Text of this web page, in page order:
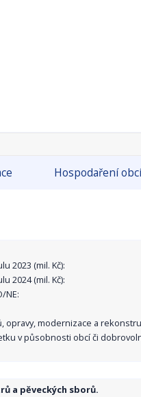
Hospodaření
2023 (mil. Kč):
2024 (mil. Kč):
NE:
modernizace a
v působnosti obcí či
a pěveckých sborů.